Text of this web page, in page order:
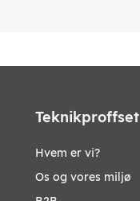
Teknikproffset
Hvem er vi?
Os og vores miljø